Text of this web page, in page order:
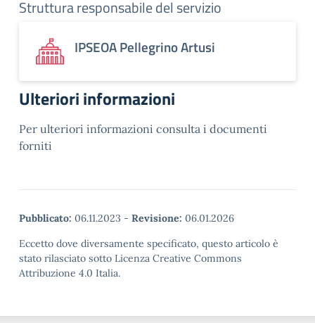
Struttura responsabile del servizio
IPSEOA Pellegrino Artusi
Ulteriori informazioni
Per ulteriori informazioni consulta i documenti
forniti
Pubblicato: 06.11.2023 - Revisione: 06.01.2026
Eccetto dove diversamente specificato, questo articolo è
stato rilasciato sotto Licenza Creative Commons
Attribuzione 4.0 Italia.